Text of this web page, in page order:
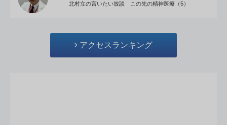
北村立の言いたい放談 この先の精神医療（5）
アクセスランキング